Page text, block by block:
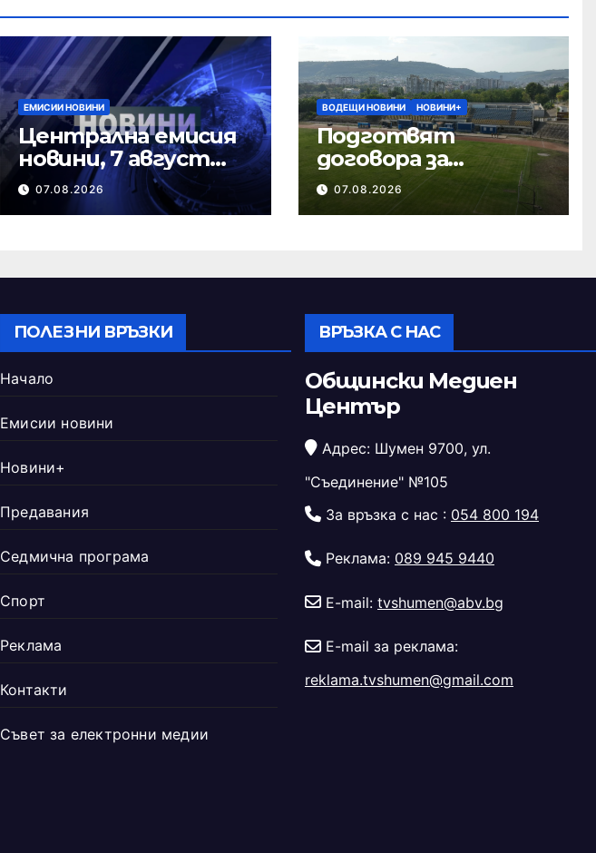
ЕМИСИИ НОВИНИ
Централна емисия
новини, 7 август
2026 г.
07.08.2026
ВОДЕЩИ НОВИНИ НОВИНИ+
Подготвят
договора за
ремонта на
стадион „Панайот
07.08.2026
ПОЛЕЗНИ ВРЪЗКИ
Начало
Емисии новини
Новини+
Предавания
Седмична програма
Спорт
Реклама
Контакти
Съвет за електронни медии
ВРЪЗКА С НАС
Общински Медиен
Център
Адрес: Шумен 9700, ул.
"Съединение" №105
За връзка с нас : 054 800 194
Реклама: 089 945 9440
E-mail: tvshumen@abv.bg
E-mail за реклама:
reklama.tvshumen@gmail.com